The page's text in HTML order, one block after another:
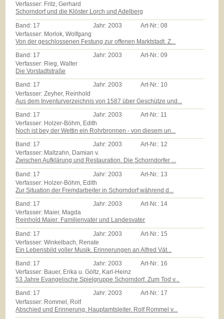
Verfasser: Fritz, Gerhard
Schorndorf und die Klöster Lorch und Adelberg
Band: 17 Jahr: 2003 Art-Nr.:08
Verfasser: Morlok, Wolfgang
Von der geschlossenen Festung zur offenen Marktstadt. Z...
Band: 17 Jahr:2003 Art-Nr.:09
Verfasser: Rieg, Walter
Die Vorstadtstraße
Band: 17 Jahr:2003 Art-Nr.: 10
Verfasser: Zeyher, Reinhold
Aus dem Inventurverzeichnis von 1587 über Geschütze und...
Band: 17 Jahr:2003 Art-Nr.: 11
Verfasser: Holzer-Böhm, Edith
Noch ist bey der Wettin ein Rohrbronnen - von diesem un...
Band: 17 Jahr:2003 Art-Nr.: 12
Verfasser: Maltzahn, Damian v.
Zwischen Aufklärung und Restauration. Die Schorndorfer ...
Band: 17 Jahr: 2003 Art-Nr.: 13
Verfasser: Holzer-Böhm, Edith
Zur Situation der Fremdarbeiter in Schorndorf während d...
Band: 17 Jahr:2003 Art-Nr.: 14
Verfasser: Maier, Magda
Reinhold Maier: Familienvater und Landesvater
Band: 17 Jahr: 2003 Art-Nr.: 15
Verfasser: Winkelbach, Renate
Ein Lebensbild voller Musik. Erinnerungen an Alfred Vät...
Band: 17 Jahr:2003 Art-Nr.: 16
Verfasser: Bauer, Erika u. Göltz, Karl-Heinz
53 Jahre Evangelische Spielgruppe Schorndorf. Zum Tod v...
Band: 17 Jahr:2003 Art-Nr.: 17
Verfasser: Rommel, Rolf
Abschied und Erinnerung. Hauptamtsleiter. Rolf Rommel v...